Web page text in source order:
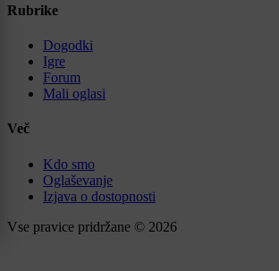
Rubrike
Dogodki
Igre
Forum
Mali oglasi
Več
Kdo smo
Oglaševanje
Izjava o dostopnosti
Vse pravice pridržane © 2026